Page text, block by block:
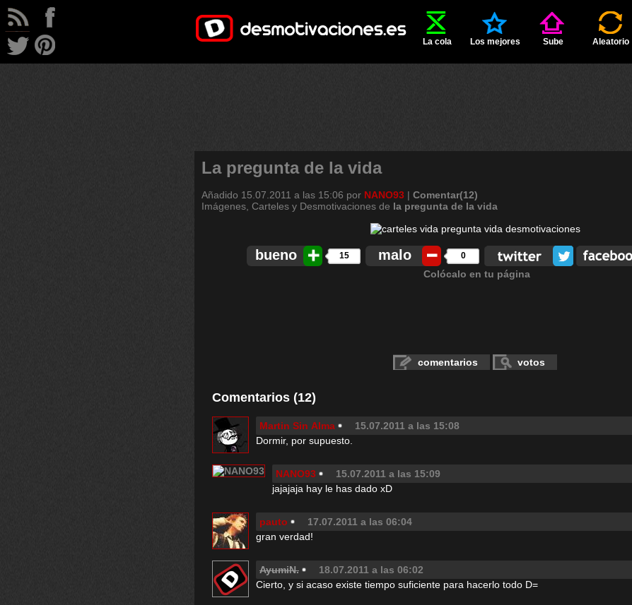
La cola Los mejores Sube Aleatorio
La pregunta de la vida
Añadido 15.07.2011 a las 15:06 por NANO93 | Comentar(12)
Imágenes, Carteles y Desmotivaciones de la pregunta de la vida
bueno 15 malo 0
Colócalo en tu página
comentarios votos
Comentarios (12)
Martin Sin Alma 15.07.2011 a las 15:08
Dormir, por supuesto.
NANO93 15.07.2011 a las 15:09
jajajaja hay le has dado xD
pauto 17.07.2011 a las 06:04
gran verdad!
AyumiN. 18.07.2011 a las 06:02
Cierto, y si acaso existe tiempo suficiente para hacerlo todo D=